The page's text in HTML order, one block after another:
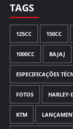
TAGS
125CC 150CC
1000CC BAJAJ
ESPECIFICAÇÕES
FOTOS HARLEY-
KTM